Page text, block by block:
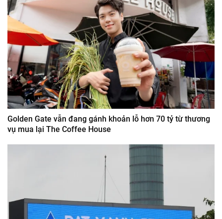
Golden Gate vẫn đang gánh khoản lỗ hơn 70 tỷ từ thương
vụ mua lại The Coffee House